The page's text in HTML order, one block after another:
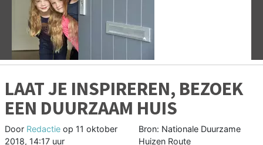
Vorige
LAAT JE INSPIREREN, BEZOEK
EEN DUURZAAM HUIS
Door Redactie op 11 oktober
2018, 14:17 uur
Bron: Nationale Duurzame
Huizen Route